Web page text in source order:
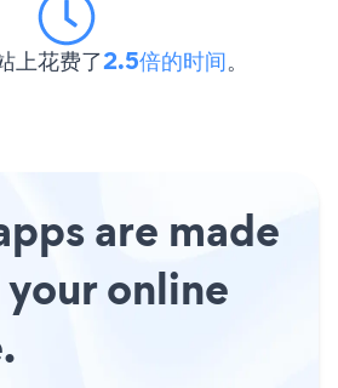
上花费了2.5倍的时间。
are made
online